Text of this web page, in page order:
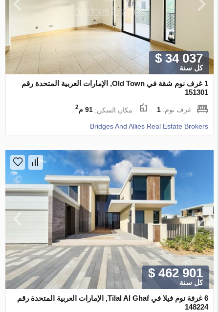
$ 34 037
كل سنة
1 غرف نوم شقة في Old Town, الإمارات العربية المتحدة رقم
151301
غرف نوم:1 مكان السكن:91 م 2
Bridges And Allies Real Estate Brokers
$ 462 901
كل سنة
6 غرفة نوم فيلا في Tilal Al Ghaf, الإمارات العربية المتحدة رقم
148224